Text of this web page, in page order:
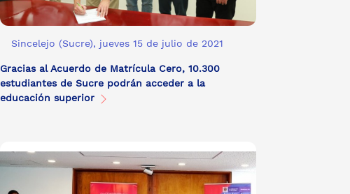
Sincelejo (Sucre), jueves 15 de julio de 2021
Gracias al Acuerdo de Matrícula Cero, 10.300
estudiantes de Sucre podrán acceder a la
educación superior